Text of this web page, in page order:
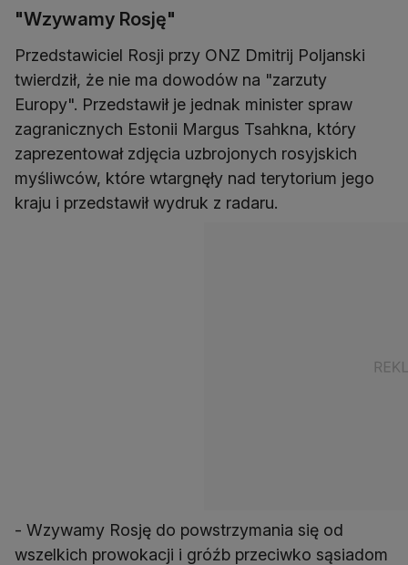
"Wzywamy Rosję"
Przedstawiciel Rosji przy ONZ Dmitrij Poljanski
twierdził, że nie ma dowodów na "zarzuty
Europy". Przedstawił je jednak minister spraw
zagranicznych Estonii Margus Tsahkna, który
zaprezentował zdjęcia uzbrojonych rosyjskich
myśliwców, które wtargnęły nad terytorium jego
kraju i przedstawił wydruk z radaru.
- Wzywamy Rosję do powstrzymania się od
wszelkich prowokacji i gróźb przeciwko sąsiadom